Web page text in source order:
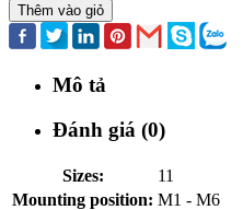
Thêm vào giỏ
Mô tả
Đánh giá (0)
Sizes:
11
Mounting position: M1 - M6